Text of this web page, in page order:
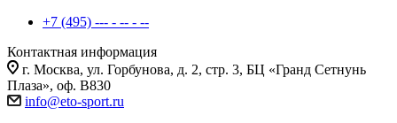
+7 (495) --- - -- - --
Контактная информация
г. Москва, ул. Горбунова, д. 2, стр. 3, БЦ «Гранд Сетнунь
Плаза», оф. В830
info@eto-sport.ru